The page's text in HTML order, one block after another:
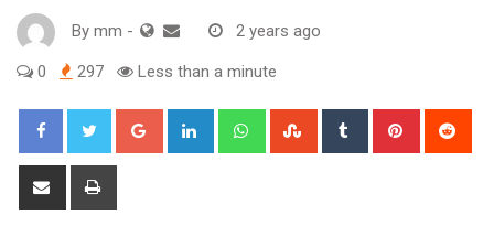
By mm - 2 years ago
0 297 Less than a minute
Google+ LinkedIn WhatsappStumbleUpon
Tumblr Pinterest
Share